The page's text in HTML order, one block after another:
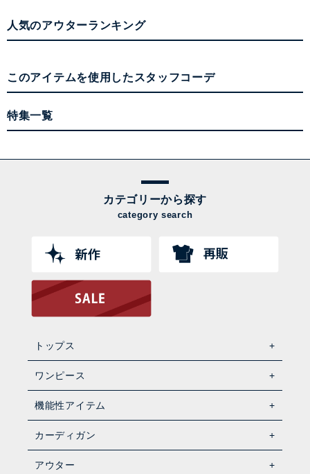
人気のアウターランキング
このアイテムを使用したスタッフコーデ
特集一覧
カテゴリーから探す
category search
トップス
ワンピース
機能性アイテム
カーディガン
アウター